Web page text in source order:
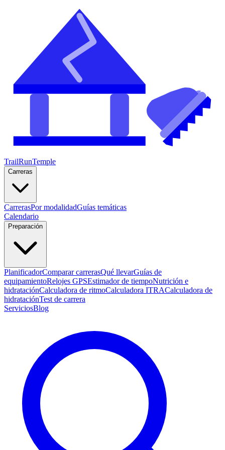
TrailRunTemple
Carreras
CarrerasPor modalidadGuías temáticas
Calendario
Preparación
PlanificadorComparar carrerasQué llevarGuías de
equipamientoRelojes GPSEstimador de tiempoNutrición e
hidrataciónCalculadora de ritmoCalculadora ITRACalculadora de
hidrataciónTest de carrera
ServiciosBlog